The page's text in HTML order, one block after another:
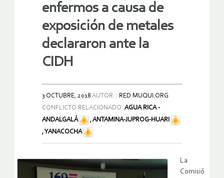
enfermos a causa de
exposición de metales
declararon ante la
CIDH
3 OCTUBRE, 2018 AUTOR:
RED MUQUI.ORG
CONFLICTO RELACIONADO: AGUA RICA -
ANDALGALÁ
,ANTAMINA-JUPROG-HUARI
,YANACOCHA
La
Comisió